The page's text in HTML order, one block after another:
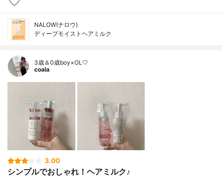
NALOW(ナロウ)
ディープモイストヘアミルク
3歳＆0歳boy×OL🤍
coala
3.00
シンプルでおしゃれ！ヘアミルク♪